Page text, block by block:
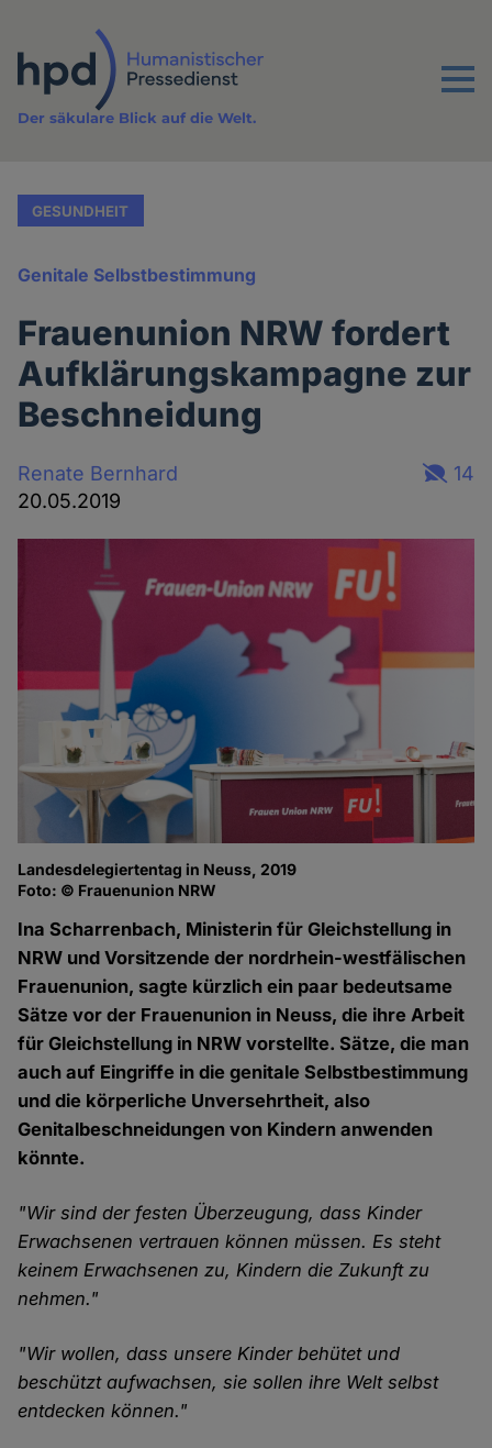
Inhalt
Menu
Der säkulare Blick auf die Welt.
GESUNDHEIT
Genitale Selbstbestimmung
Frauenunion NRW fordert
Aufklärungskampagne zur
Beschneidung
Renate Bernhard
20.05.2019
14
Landesdelegiertentag in Neuss, 2019
Foto: © Frauenunion NRW
Ina Scharrenbach, Ministerin für Gleichstellung in
NRW und Vorsitzende der nordrhein-westfälischen
Frauenunion, sagte kürzlich ein paar bedeutsame
Sätze vor der Frauenunion in Neuss, die ihre Arbeit
für Gleichstellung in NRW vorstellte. Sätze, die man
auch auf Eingriffe in die genitale Selbstbestimmung
und die körperliche Unversehrtheit, also
Genitalbeschneidungen von Kindern anwenden
könnte.
"Wir sind der festen Überzeugung, dass Kinder
Erwachsenen vertrauen können müssen. Es steht
keinem Erwachsenen zu, Kindern die Zukunft zu
nehmen."
"Wir wollen, dass unsere Kinder behütet und
beschützt aufwachsen, sie sollen ihre Welt selbst
entdecken können."